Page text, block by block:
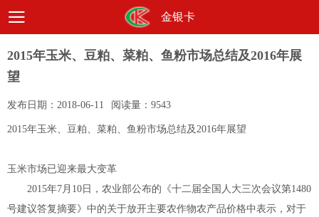
金银卡
2015年玉米、豆粕、菜粕、鱼粉市场总结及2016年展
望
发布日期： 2018-06-11 阅读量： 9543
2015年玉米、豆粕、菜粕、鱼粉市场总结及2016年展望
玉米市场已迎来最大变革
2015年7月10日，农业部公布的《十二届全国人大三次会议第1480
号建议答复摘要》中的关于放开主要农作物农产品价格中表示，对于